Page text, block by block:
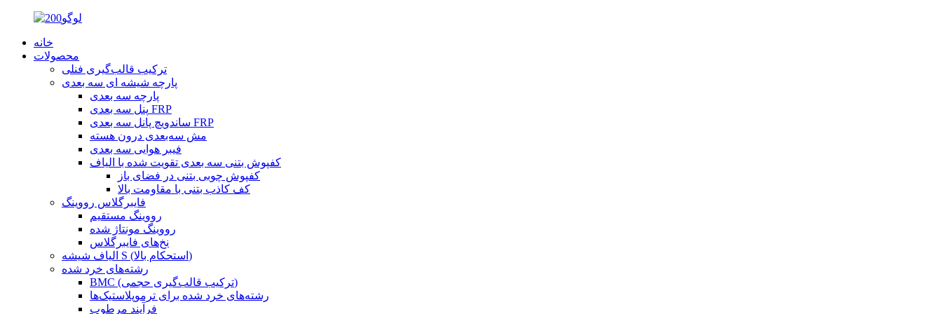
خانه
محصولات
ترکیب قالب‌گیری فنلی
پارچه شیشه ای سه بعدی
پارچه سه بعدی
پنل سه بعدی FRP
ساندویچ پانل سه بعدی FRP
مش سه‌بعدی درون هسته
فیبر هوایی سه بعدی
کفپوش بتنی سه بعدی تقویت شده با الیاف
کفپوش چوبی بتنی در فضای باز
کف کاذب بتنی با مقاومت بالا
فایبرگلاس رووینگ
رووینگ مستقیم
رووینگ مونتاژ شده
نخ‌های فایبرگلاس
الیاف شیشه S (استحکام بالا)
رشته‌های خرد شده
BMC (ترکیب قالب‌گیری حجمی)
رشته‌های خرد شده برای ترموپلاستیک‌ها
فرآیند مرطوب